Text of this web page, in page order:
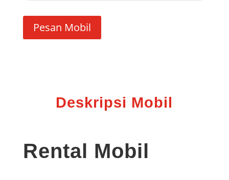
Pesan Mobil
Deskripsi Mobil
Rental Mobil